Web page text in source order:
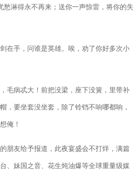
淋得永不再来；送你一声惊雷，将你的失
在手，问谁是英雄。唉，劝了你好多次小
毛病忒大！前把没梁，座下没簧，里带补
，要坐套没坐套，除了铃铛不响哪都响，
俺！
朋友给予报道，此夜宴盛会不打烊，满篇
、妹国之音、花生炖油爆等全球重量级媒